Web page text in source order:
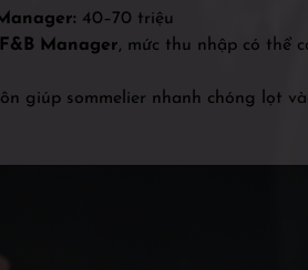
40–70 triệu
Manager, mức thu nhập có thể
giúp sommelier nhanh chóng lọt